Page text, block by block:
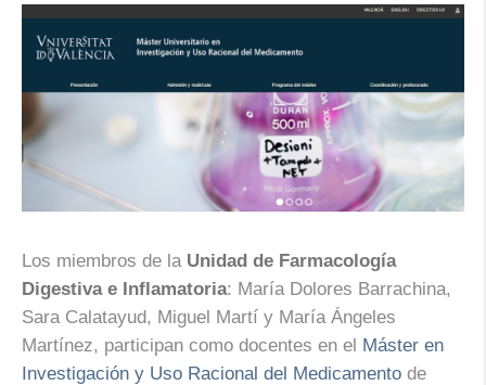
Los miembros de la Unidad de Farmacología
Digestiva e Inflamatoria: María Dolores Barrachina,
Sara Calatayud, Miguel Martí y María Ángeles
Martínez, participan como docentes en el Máster en
Investigación y Uso Racional del Medicamento de